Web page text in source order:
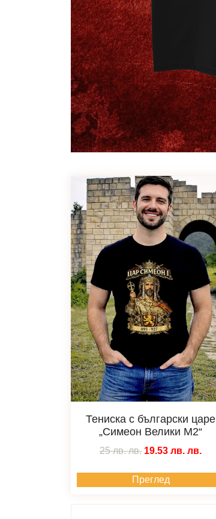
Тениска с български царе
„Симеон Велики M2“
25 лв.лв. 19.53 лв.лв.
Преглед